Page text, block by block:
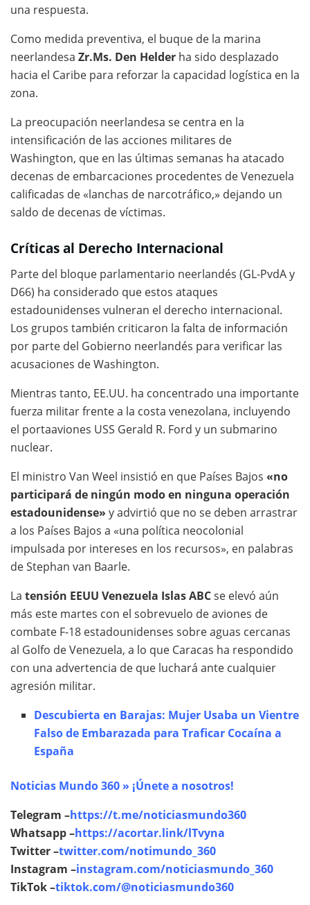
una respuesta.
Como medida preventiva, el buque de la marina
neerlandesa Zr.Ms. Den Helder ha sido desplazado
hacia el Caribe para reforzar la capacidad logística en la
zona.
La preocupación neerlandesa se centra en la
intensificación de las acciones militares de
Washington, que en las últimas semanas ha atacado
decenas de embarcaciones procedentes de Venezuela
calificadas de «lanchas de narcotráfico,» dejando un
saldo de decenas de víctimas.
Críticas al Derecho Internacional
Parte del bloque parlamentario neerlandés (GL-PvdA y
D66) ha considerado que estos ataques
estadounidenses vulneran el derecho internacional.
Los grupos también criticaron la falta de información
por parte del Gobierno neerlandés para verificar las
acusaciones de Washington.
Mientras tanto, EE.UU. ha concentrado una importante
fuerza militar frente a la costa venezolana, incluyendo
el portaaviones USS Gerald R. Ford y un submarino
nuclear.
El ministro Van Weel insistió en que Países Bajos «no
participará de ningún modo en ninguna operación
estadounidense» y advirtió que no se deben arrastrar
a los Países Bajos a «una política neocolonial
impulsada por intereses en los recursos», en palabras
de Stephan van Baarle.
La tensión EEUU Venezuela Islas ABCse elevó aún
más este martes con el sobrevuelo de aviones de
combate F-18 estadounidenses sobre aguas cercanas
al Golfo de Venezuela, a lo que Caracas ha respondido
con una advertencia de que luchará ante cualquier
agresión militar.
Descubierta en Barajas: Mujer Usaba un Vientre
Falso de Embarazada para Traficar Cocaína a
España
Noticias Mundo 360 » ¡Únete a nosotros!
Telegram –https://t.me/noticiasmundo360
Whatsapp –https://acortar.link/lTvyna
Twitter –twitter.com/notimundo_360
Instagram –instagram.com/noticiasmundo_360
TikTok –tiktok.com/@noticiasmundo360